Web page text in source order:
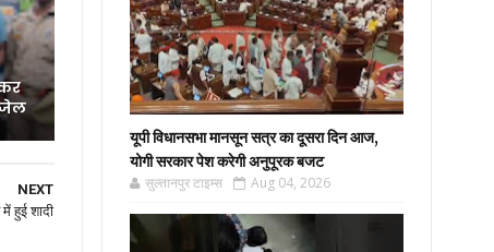
जेल
NEXT
हुई शादी
यूपी विधानसभा मानसून सत्र का दूसरा दिन आज,
योगी सरकार पेश करेगी अनुपूरक बजट
सुल्तानपुर टाइम्स Aug 04, 2026